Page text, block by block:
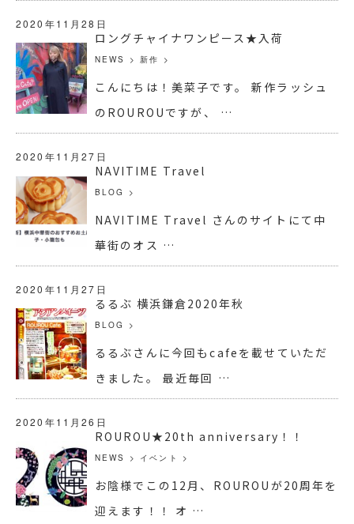
2020年11月28日
ロングチャイナワンピース★入荷
NEWS >新作 >
こんにちは！美菜子です。 新作ラッシュ
のROUROUですが、 …
2020年11月27日
NAVITIME Travel
BLOG >
NAVITIME Travel さんのサイトにて中
華街のオス …
2020年11月27日
るるぶ 横浜鎌倉2020年秋
BLOG >
るるぶさんに今回もcafeを載せていただ
きました。 最近毎回 …
2020年11月26日
ROUROU★20th anniversary！！
NEWS > イベント >
お陰様でこの12月、ROUROUが20周年を
迎えます！！ オ …